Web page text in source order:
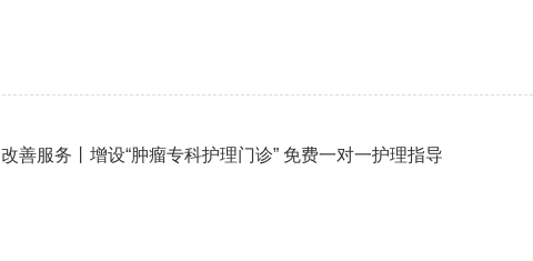
改善服务丨增设“肿瘤专科护理门诊” 免费一对一护理指导